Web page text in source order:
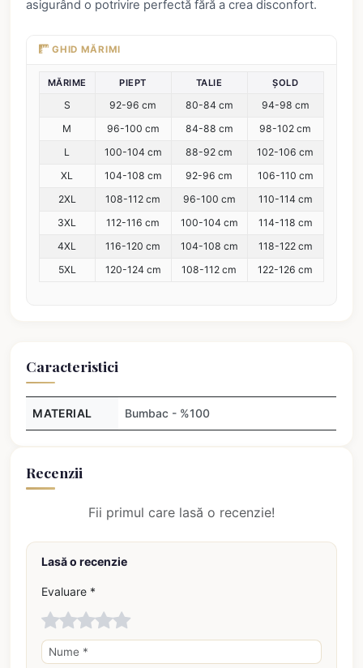
asigurând o potrivire perfectă fără a crea disconfort.
GHID MĂRIMI
MĂRIME PIEPT TALIE ȘOLD
S 92-96 cm 80-84 cm
94-98 cm
M
96-100 cm 84-88 cm
98-102 cm
L
100-104 cm 88-92 cm
102-106 cm
XL
104-108 cm 92-96 cm
106-110 cm
2XL
108-112 cm 96-100 cm
110-114 cm
3XL
112-116 cm 100-104 cm
114-118 cm
4XL
116-120 cm 104-108 cm
118-122 cm
5XL
120-124 cm 108-112 cm 122-126 cm
Caracteristici
MATERIAL Bumbac - %100
Recenzii
Fii primul care lasă o recenzie!
Lasă o recenzie
Evaluare *